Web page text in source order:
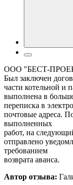
ООО "БЕСТ-
Был заключен
части котельной и
выполнена в
переписка в
почтовые адреса.
выполненных
работ, на
отправлено
требованием
возврата аванса.
Автор отзыва: